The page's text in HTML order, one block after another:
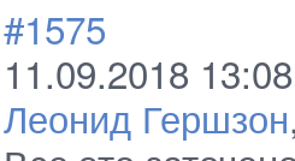
#1575
11.09.2018
Леонид Гершзон